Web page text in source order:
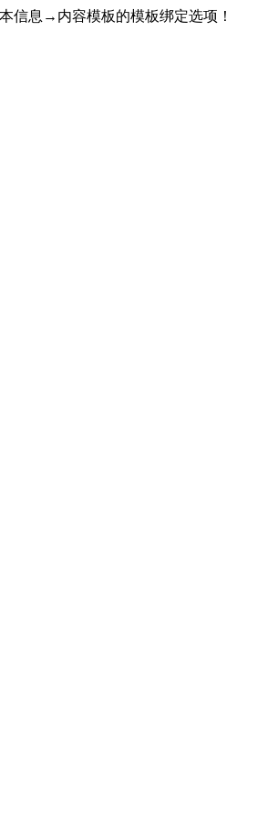
息→内容模板的模板绑定选项！